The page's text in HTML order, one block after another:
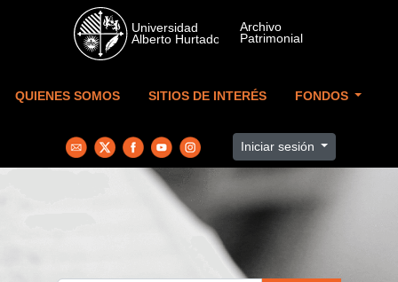
Skip to main content
QUIENES SOMOS SITIOS DE INTERÉS FONDOS
Iniciar sesión